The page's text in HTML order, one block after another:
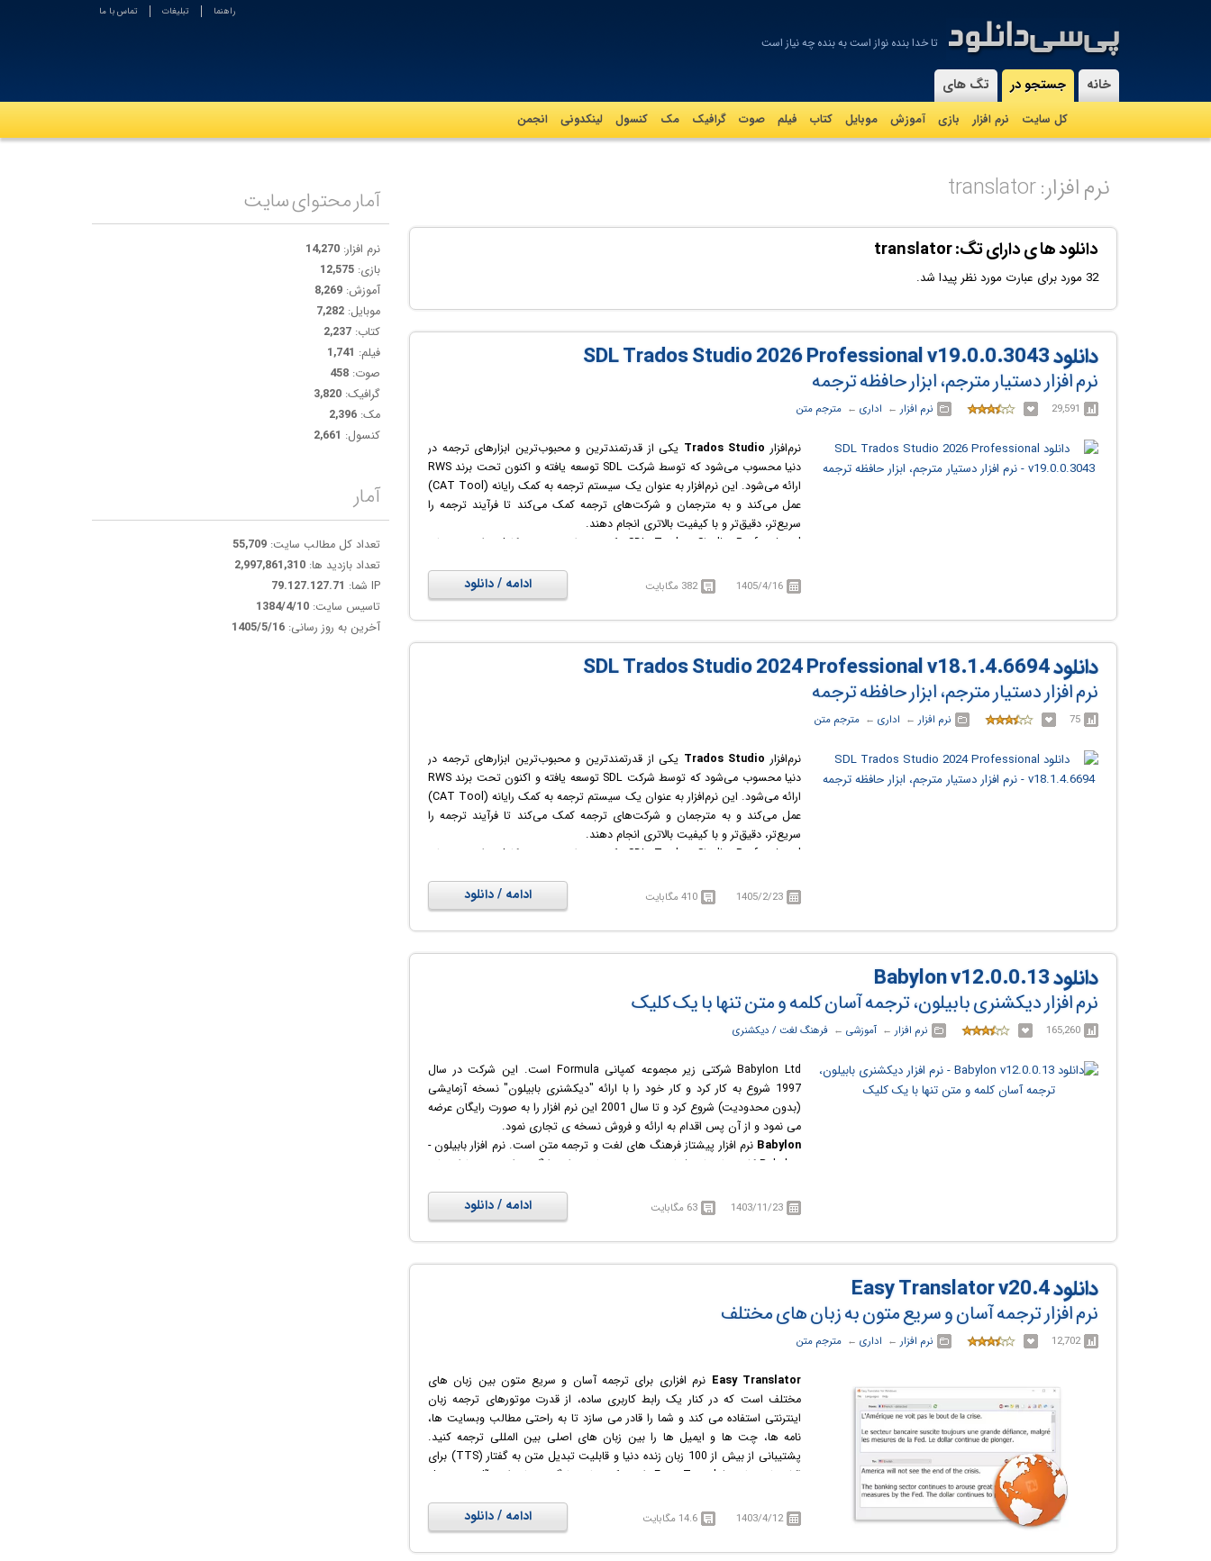
-
تا خدا بنده نواز است به بنده چه نیاز است
راهنما تبلیغات تماس با ما
خانه جستجو در
کل سایت نرم افزار بازی آموزش موبايل کتاب فیلم صوت گرافيک مک کنسول لینکدونی انجمن
تگ های
نرم افزار: translator
دانلود ها ی دارای تگ: translator
32 مورد برای عبارت مورد نظر پیدا شد.
دانلود SDL Trados Studio 2026 Professional v19.0.0.3043
نرم افزار دستیار مترجم، ابزار حافظه ترجمه
29,591 نرم افزار ← ‏ اداری ← ‏ مترجم متن
نرم‌افزار Trados Studio یکی از قدرتمندترین و محبوب‌ترین ابزارهای ترجمه در
دنیا محسوب می‌شود که توسط شرکت SDL توسعه یافته و اکنون تحت برند RWS
ارائه می‌شود. این نرم‌افزار به عنوان یک سیستم ترجمه به کمک رایانه (CAT Tool)
عمل می‌کند و به مترجمان و شرکت‌های ترجمه کمک می‌کند تا فرآیند ترجمه را
سریع‌تر، دقیق‌تر و با کیفیت بالاتری انجام دهند.
SDL Trados Studio Professional یک محیط ترجمه ی کامل برای مترجمان
سازماندهی اصطلاحات شرکت های بزرگ، بپردازند.
این نرم افزار فوق العاده در بیش از 200.000 مرکز ترجمه حرفه ای در سراسر دنیا
موزد استفاده قرار می گیرد. این نرم افزار تمامی ابزارهای کمک ترجمه رایانه ای مورد
نیاز یک مترجم را در قالب یک محیط کاری برای مترجمان گرد آوری نموده است.
محیط کار این مترجم از سه قسمت مدیریت پروژه، حافظه ترجمه و مدیریت واژگان
تشکیل شده است.
1405/4/16 382 مگابایت ادامه / دانلود
دانلود SDL Trados Studio 2024 Professional v18.1.4.6694
نرم افزار دستیار مترجم، ابزار حافظه ترجمه
75 نرم افزار ← ‏ اداری ← ‏ مترجم متن
نرم‌افزار Trados Studio یکی از قدرتمندترین و محبوب‌ترین ابزارهای ترجمه در
دنیا محسوب می‌شود که توسط شرکت SDL توسعه یافته و اکنون تحت برند RWS
ارائه می‌شود. این نرم‌افزار به عنوان یک سیستم ترجمه به کمک رایانه (CAT Tool)
عمل می‌کند و به مترجمان و شرکت‌های ترجمه کمک می‌کند تا فرآیند ترجمه را
سریع‌تر، دقیق‌تر و با کیفیت بالاتری انجام دهند.
SDL Trados Studio Professional یک محیط ترجمه ی کامل برای مترجمان
سازماندهی اصطلاحات شرکت های بزرگ، بپردازند.
این نرم افزار فوق العاده در بیش از 200.000 مرکز ترجمه حرفه ای در سراسر دنیا
موزد استفاده قرار می گیرد. این نرم افزار تمامی ابزارهای کمک ترجمه رایانه ای مورد
نیاز یک مترجم را در قالب یک محیط کاری برای مترجمان گرد آوری نموده است.
1405/2/23 410 مگابایت ادامه / دانلود
دانلود Babylon v12.0.0.13
نرم افزار دیکشنری بابیلون، ترجمه آسان کلمه و متن تنها با یک کلیک
165,260 نرم افزار ← ‏ آموزشی ← ‏ فرهنگ لغت / دیکشنری
Babylon Ltd شرکتی زیر مجموعه کمپانی Formula است. این شرکت در سال
1997 شروع به کار کرد و کار خود را با ارائه "دیکشنری بابیلون" نسخه آزمایشی
(بدون محدودیت) شروع کرد و تا سال 2001 این نرم افزار را به صورت رایگان عرضه
می نمود و از آن پس اقدام به ارائه و فروش نسخه ی تجاری نمود.
Babylon نرم افزار پیشتاز فرهنگ های لغت و ترجمه متن است. نرم افزار بابیلون -
Babylon کلیه نیاز های شما در زمینه ترجمه لغت را جوابگو خواهد بود. با استفاده
میلیون کاربر دارد. این نرم افزار که از خاصیت OCR استفاده می کند همیشه و همه
جا زیر دستان شما خواهد بود، هرگاه برای ترجمه لغتی اراده کنید کافی است تنها
یک کلیک کنید تا ترجمه لغت مورد نظر را به بیش از 50 زبان مختلف دنیا به شما
بدون هیچ کلیکی (این ویژگی باید توسط کاربر تنظیم شود) نیز خود به خود ناپدید
1403/11/23 63 مگابایت ادامه / دانلود
دانلود Easy Translator v20.4
نرم افزار ترجمه آسان و سریع متون به زبان های مختلف
12,702 نرم افزار ← ‏ اداری ← ‏ مترجم متن
Easy Translator نرم افزاری برای ترجمه آسان و سریع متون بین زبان های
مختلف است که در کنار یک رابط کاربری ساده، از قدرت موتورهای ترجمه زبان
اینترنتی استفاده می کند و شما را قادر می سازد تا به راحتی مطالب وبسایت ها،
نامه ها، چت ها و ایمیل ها را بین زبان های اصلی بین المللی ترجمه کنید.
پشتیبانی از بیش از 100 زبان زنده دنیا و قابلیت تبدیل متن به گفتار (TTS) برای
اکثر زبان ها، Easy Translator را به یک برنامه یادگیری زبان ایده آل نیز تبدیل
MP3 تبدیل کند تا بتوانید در موزیک پلیر مورد علاقه خود به آن گوش دهید.1403/4/12 14.6 مگابایت ادامه / دانلود
آمار محتوای سایت
نرم افزار: 14,270
بازی: 12,575
آموزش: 8,269
موبایل: 7,282
کتاب: 2,237
فیلم: 1,741
صوت: 458
گرافیک: 3,820
مک: 2,396
کنسول: 2,661
آمار
تعداد کل مطالب سایت: 55,709
تعداد بازدید ها: 2,997,861,310
IP شما:
79.127.127.71
تاسیس سایت: 1384/4/10
آخرین به روز رسانی: 1405/5/16